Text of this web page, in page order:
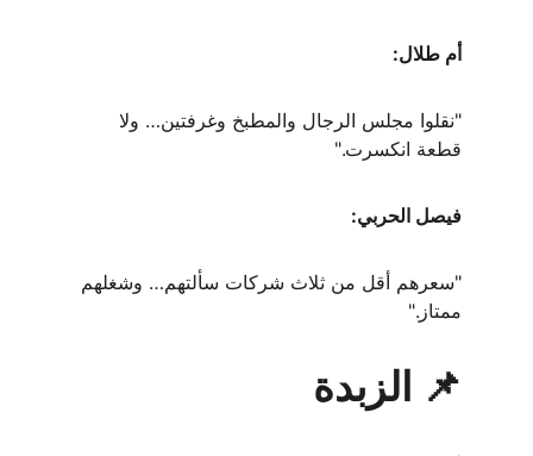
أم طلال:
"نقلوا مجلس الرجال والمطبخ وغرفتين… ولا
قطعة انكسرت."
فيصل الحربي:
"سعرهم أقل من ثلاث شركات سألتهم… وشغلهم
ممتاز."
📌 الزبدة